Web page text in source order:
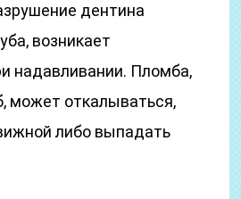
дентина
возникает
надавливании. Пломба,
может откалываться,
либо выпадать